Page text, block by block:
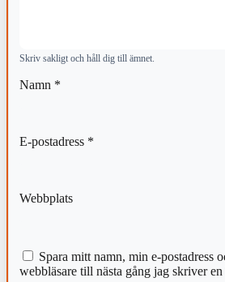
Skriv sakligt och håll dig till ämnet.
Namn *
E-postadress *
Webbplats
Spara mitt namn, min e-postadress
webbläsare till nästa gång jag skriver